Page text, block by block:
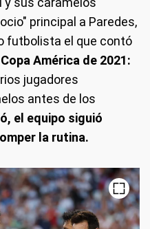
principal a Paredes,
futbolista el que contó
Copa América de 2021:
jugadores
antes de los
el equipo siguió
la rutina.